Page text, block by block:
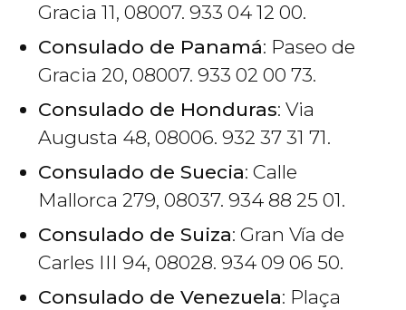
Gracia 11, 08007. 933 04 12 00.
Consulado de Panamá: Paseo de
Gracia 20, 08007. 933 02 00 73.
Consulado de Honduras: Via
Augusta 48, 08006. 932 37 31 71.
Consulado de Suecia: Calle
Mallorca 279, 08037. 934 88 25 01.
Consulado de Suiza: Gran Vía de
Carles III 94, 08028. 934 09 06 50.
Consulado de Venezuela: Plaça